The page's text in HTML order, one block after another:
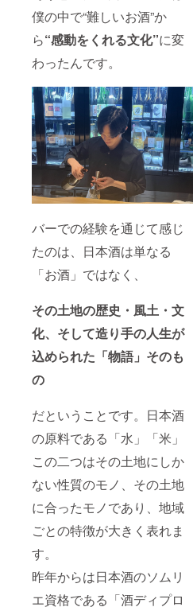
僕の中で“難しいお酒”か
ら“感動をくれる文化”に変
わったんです。
バーでの経験を通じて感じ
たのは、日本酒は単なる
「お酒」ではなく、
その土地の歴史・風土・文
化、そして造り手の人生が
込められた「物語」そのも
の
だということです。日本酒
の原料である「水」「米」
この二つはその土地にしか
ない性質のモノ、その土地
に合ったモノであり、地域
ごとの特徴が大きく表れま
す。
昨年からは日本酒のソムリ
エ資格である「酒ディプロ